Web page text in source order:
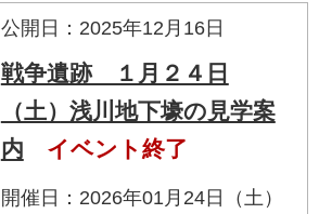
公開日：2025年12月16日
戦争遺跡 １月２４日
（土）浅川地下壕の見学案
内
イベント終了
開催日：2026年01月24日（土）